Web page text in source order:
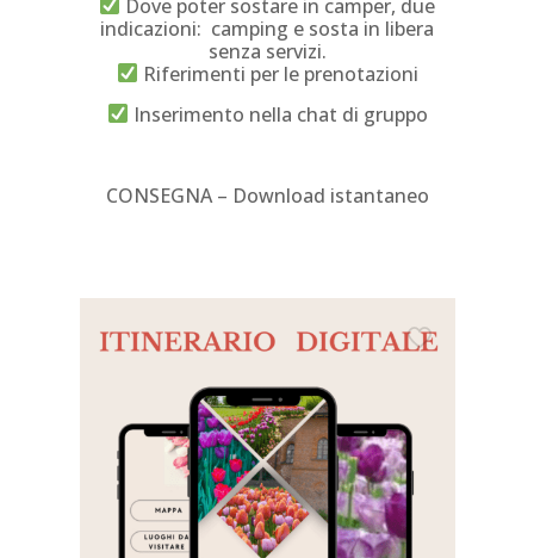
Dove poter sostare in camper, due
indicazioni: camping e sosta in libera
senza servizi.
Riferimenti per le prenotazioni
Inserimento nella chat di gruppo
CONSEGNA – Download istantaneo